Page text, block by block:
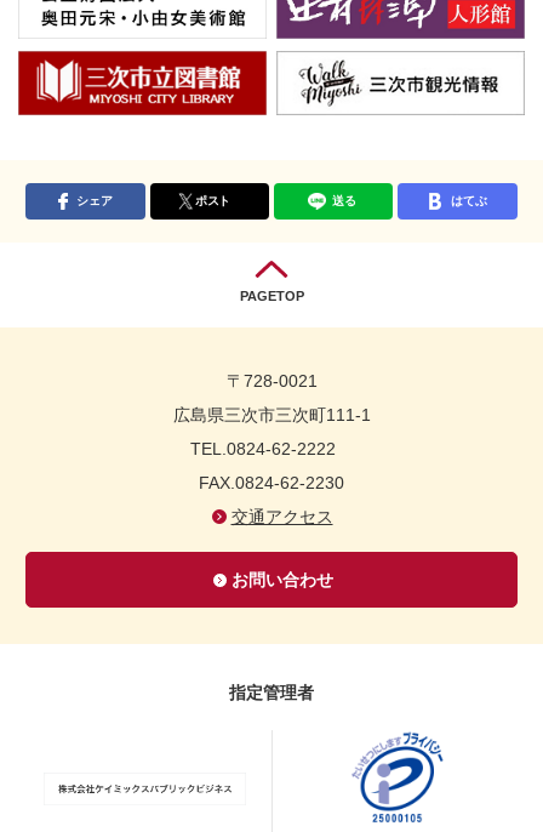
シェア ポスト 送る はてぶ
PAGETOP
〒728-0021
広島県三次市三次町111-1
TEL.0824-62-2222
FAX.0824-62-2230
交通アクセス
お問い合わせ
指定管理者